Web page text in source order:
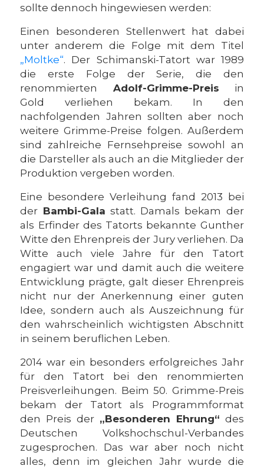
sollte dennoch hingewiesen werden:
Einen besonderen Stellenwert hat dabei
unter anderem die Folge mit dem Titel
„Moltke“. Der Schimanski-Tatort war 1989
die erste Folge der Serie, die den
renommierten Adolf-Grimme-Preis in
Gold verliehen bekam. In den
nachfolgenden Jahren sollten aber noch
weitere Grimme-Preise folgen. Außerdem
sind zahlreiche Fernsehpreise sowohl an
die Darsteller als auch an die Mitglieder der
Produktion vergeben worden.
Eine besondere Verleihung fand 2013 bei
der Bambi-Gala statt. Damals bekam der
als Erfinder des Tatorts bekannte Gunther
Witte den Ehrenpreis der Jury verliehen. Da
Witte auch viele Jahre für den Tatort
engagiert war und damit auch die weitere
Entwicklung prägte, galt dieser Ehrenpreis
nicht nur der Anerkennung einer guten
Idee, sondern auch als Auszeichnung für
den wahrscheinlich wichtigsten Abschnitt
in seinem beruflichen Leben.
2014 war ein besonders erfolgreiches Jahr
für den Tatort bei den renommierten
Preisverleihungen. Beim 50. Grimme-Preis
bekam der Tatort als Programmformat
den Preis der „Besonderen Ehrung“ des
Deutschen Volkshochschul-Verbandes
zugesprochen. Das war aber noch nicht
alles, denn im gleichen Jahr wurde die